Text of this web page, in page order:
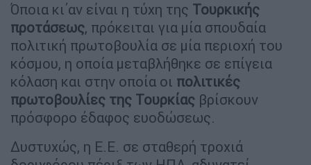
Όποια κι΄αν είναι η τύχη της Τουρκικής
προτάσεως, πρόκειται για μία σπουδαία
πολιτική πρωτοβουλία σε μία περιοχή του
κόσμου, η οποία μεταβλήθηκε σε επίγεια
κόλαση και στην οποία οι πολιτικές
πρωτοβουλίες της Τουρκίας βρίσκουν
πρόσφορο έδαφος ευοδώσεως.
Δυστυχώς, η Ε.Ε. σε σταθερή τροχιά